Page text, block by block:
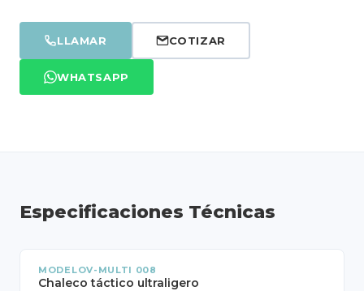
LLAMAR COTIZAR
WHATSAPP
Especificaciones Técnicas
MODELOV-MULTI 008
Chaleco táctico ultraligero